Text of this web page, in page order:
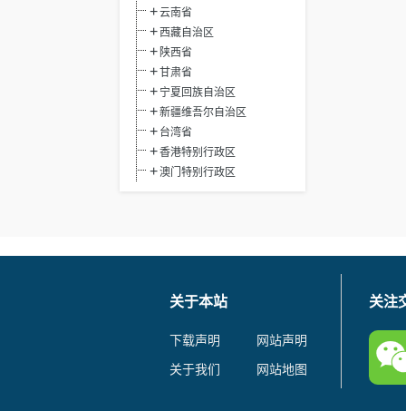
云南省
西藏自治区
陕西省
甘肃省
宁夏回族自治区
新疆维吾尔自治区
台湾省
香港特别行政区
澳门特别行政区
关于本站
下载声明
网站声明
关于我们
网站地图
关注